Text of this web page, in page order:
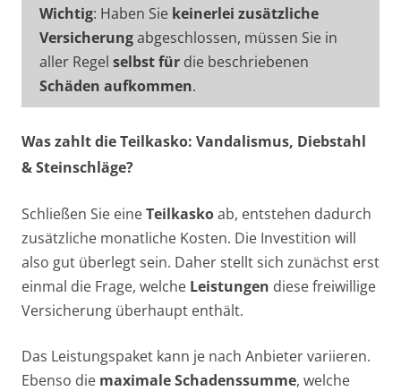
Wichtig: Haben Sie keinerlei zusätzliche
Versicherungabgeschlossen, müssen Sie in
aller Regel selbst für die beschriebenen
Schäden aufkommen.
Was zahlt die Teilkasko: Vandalismus, Diebstahl
& Steinschläge?
Schließen Sie eineTeilkaskoab, entstehen dadurch
zusätzliche monatliche Kosten. Die Investition will
also gut überlegt sein. Daher stellt sich zunächst erst
einmal die Frage, welche Leistungen diese freiwillige
Versicherung überhaupt enthält.
Das Leistungspaket kann je nach Anbieter variieren.
Ebenso die maximale Schadenssumme, welche